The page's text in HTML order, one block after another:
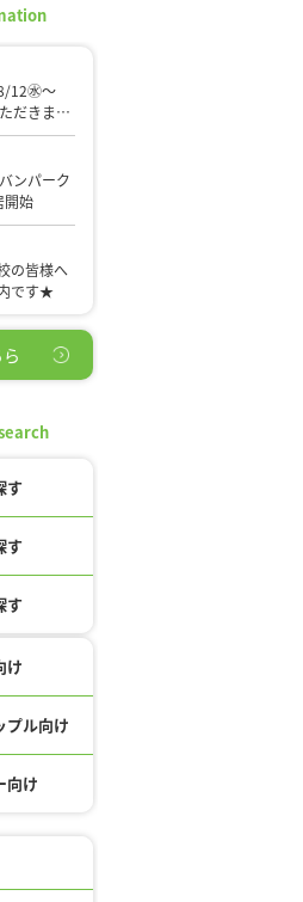
す
す
す
け
プル向け
向け